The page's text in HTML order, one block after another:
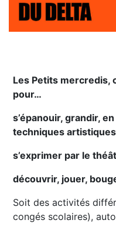
Les Petits mercredis,
pour…
s’épanouir, grandir,
techniques
s’exprimer par le
découvrir, jouer,
Soit des activités
congés scolaires),